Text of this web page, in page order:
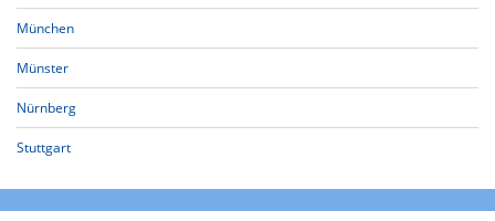
München
Münster
Nürnberg
Stuttgart